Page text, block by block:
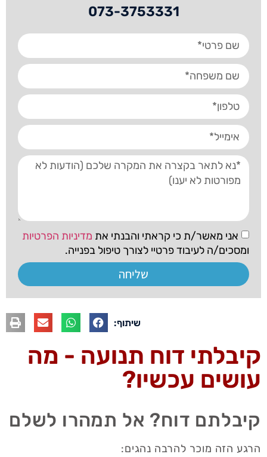
שיתוף:
קיבלתי דוח תנועה - מה
עושים עכשיו?
קיבלתם דוח? אל תמהרו לשלם
הרגע הזה מוכר להרבה נהגים:
073-3753331
אני מאשר/ת כי קראתי והבנתי את מדיניות הפרטיות
ומסכים/ה לעיבוד פרטיי לצורך טיפול בפנייה.
שליחה